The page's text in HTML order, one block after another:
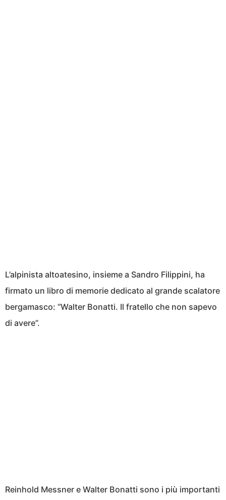
L’alpinista altoatesino, insieme a Sandro Filippini, ha
firmato un libro di memorie dedicato al grande scalatore
bergamasco: “Walter Bonatti. Il fratello che non sapevo
di avere”.
Reinhold Messner e Walter Bonatti sono i più importanti